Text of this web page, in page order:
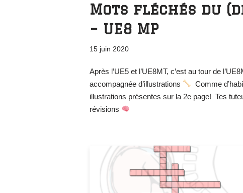
Mots fléchés du
– UE8 MP
15 juin 2020
Après l’UE5 et l’UE8MT, c’est au tour de
accompagnée d’illustrations
Comme
illustrations présentes sur la 2e page! Tes
révisions